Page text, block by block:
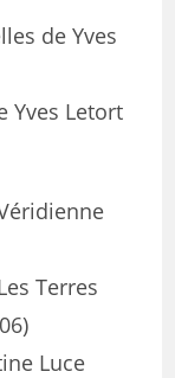
de Yves
Yves Letort
Terres
Luce